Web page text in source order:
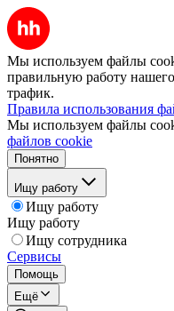
Мы используем файлы
правильную работу
трафик.
Правила использования
Мы используем файлы
файлов cookie
Понятно
Ищу работу
Ищу работу
Ищу работу
Ищу сотрудника
Сервисы
Помощь
Ещё